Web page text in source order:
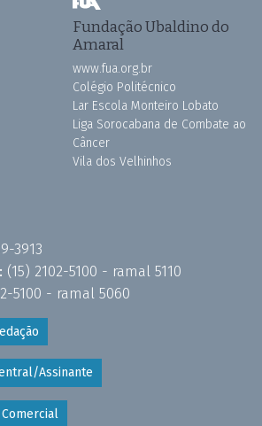
Fundação Ubaldino do
Amaral
www.fua.org.br
Colégio Politécnico
Lar Escola Monteiro Lobato
Liga Sorocabana de Combate ao
Câncer
Vila dos Velhinhos
3913
(15) 2102-5100 - ramal 5110
5100 - ramal 5060
Assinante